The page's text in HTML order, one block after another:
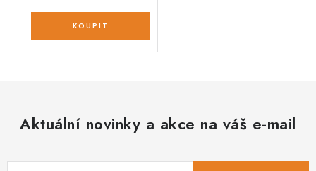
Aktuální novinky a akce na váš e-mail